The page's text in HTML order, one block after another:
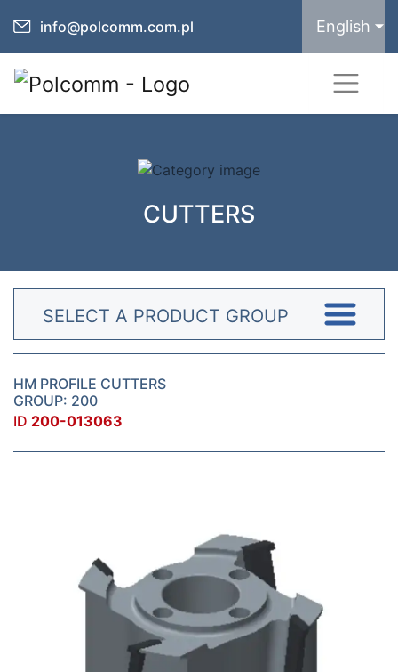
info@polcomm.com.pl English
CUTTERS
SELECT A PRODUCT GROUP
HM PROFILE CUTTERS
GROUP: 200
ID 200-013063